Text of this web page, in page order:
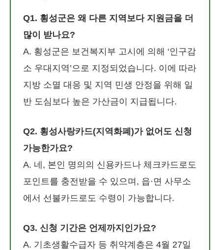
Q1. 횡성군은 왜 다른 지역보다 지원금을 더
많이 받나요?
A. 횡성군은 보건복지부 고시에 의해 ‘인구감
소 우대지역’으로 지정되었습니다. 이에 따라
지방 소멸 대응 및 지역 민생 안정을 위해 일
반 도심보다 높은 가산금이 지급됩니다.
Q2. 횡성사랑카드(지역화폐)가 없어도 신청
가능한가요?
A. 네, 본인 명의의 신용카드나 체크카드로도
포인트를 충전받을 수 있으며, 읍·면 사무소
에서 선불카드로도 수령이 가능합니다.
Q3. 신청 기간은 언제까지인가요?
A. 기초생활수급자 등 취약계층은 4월 27일